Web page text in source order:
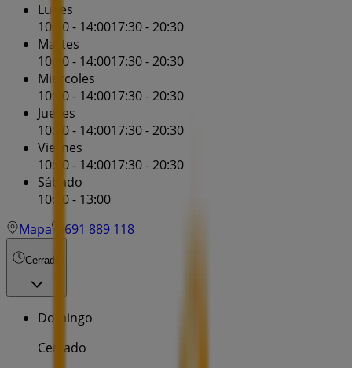
Lunes
10:00 - 14:0017:30 - 20:30
Martes
10:00 - 14:0017:30 - 20:30
Miércoles
10:00 - 14:0017:30 - 20:30
Jueves
10:00 - 14:0017:30 - 20:30
Viernes
10:00 - 14:0017:30 - 20:30
Sábado
10:00 - 13:00
Mapa
691 889 118
Cerrado
Domingo
Cerrado